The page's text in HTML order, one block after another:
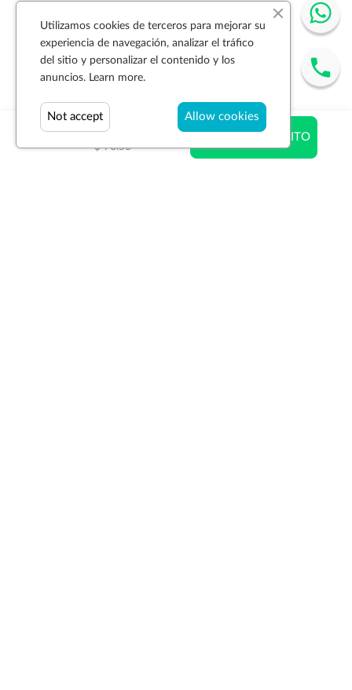
$ 70.53
$ 70.53
AÑADIR AL CARRITO
Utilizamos cookies de terceros para mejorar su
experiencia de navegación, analizar el tráfico
del sitio y personalizar el contenido y los
anuncios. Learn more.
Allow cookies
Not accept